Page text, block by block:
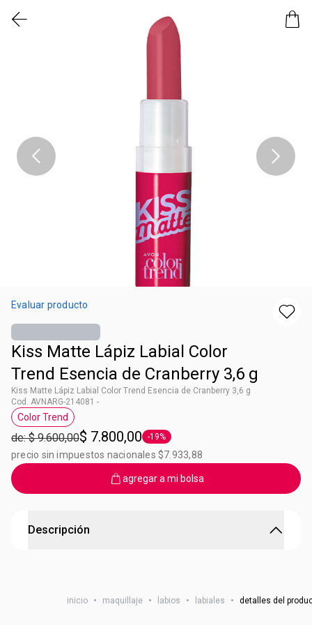
Evaluar producto
Kiss Matte Lápiz Labial Color
Trend Esencia de Cranberry 3,6 g
Kiss Matte Lápiz Labial Color Trend Esencia de Cranberry 3,6 g
Cod. AVNARG-214081 -
Etiqueta Color Trend
Color Trend
de: $ 9.600,00$ 7.800,00 Etiqueta -19%
-19%
precio sin impuestos nacionales $7.933,88
agregar a mi bolsa
Descripción
piel. Con extracto de mango y aroma a vainilla. Fácil de
inicio • maquillaje • labios • labiales • detalles del